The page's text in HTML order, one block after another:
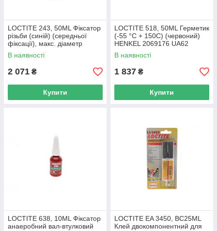
LOCTITE 243, 50ML Фіксатор
різьби (синій) (середньої
фіксації), макс. діаметр
різьби М36 HENKEL 1335863
UA62
В наявності
2 071 ₴
Купити
LOCTITE 518, 50ML Герметик
(-55 °C + 150C) (червоний)
HENKEL 2069176 UA62
В наявності
1 837 ₴
Купити
LOCTITE 638, 10ML Фіксатор
анаеробний вал-втулковий
LOCTITE EA 3450, BC25ML
Клей двокомпонентний для